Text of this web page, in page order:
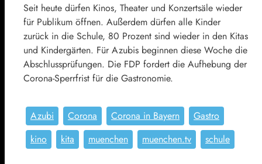
Seit heute dürfen Kinos, Theater und Konzertsäle wieder
für Publikum öffnen. Außerdem dürfen alle Kinder
zurück in die Schule, 80 Prozent sind wieder in den Kitas
und Kindergärten. Für Azubis beginnen diese Woche die
Abschlussprüfungen. Die FDP fordert die Aufhebung der
Corona-Sperrfrist für die Gastronomie.
Azubi Corona Corona in Bayern
Gastro
kino
kita muenchen muenchen.tv schule